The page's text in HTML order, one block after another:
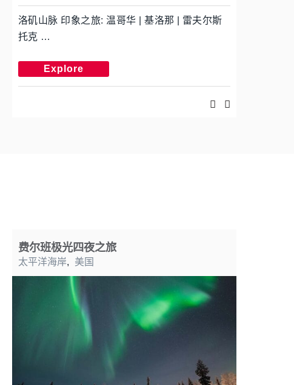
洛矶山脉 印象之旅: 温哥华 | 基洛那 | 雷夫尔斯
托克 …
Explore
费尔班极光四夜之旅
太平洋海岸, 美国